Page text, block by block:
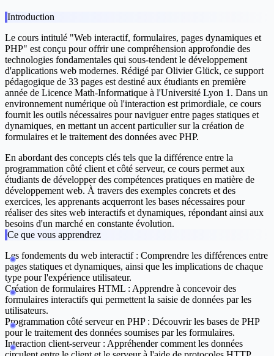
Introduction
Le cours intitulé "Web interactif, formulaires, pages dynamiques et
PHP" est conçu pour offrir une compréhension approfondie des
technologies fondamentales qui sous-tendent le développement
d'applications web modernes. Rédigé par Olivier Glück, ce support
pédagogique de 33 pages est destiné aux étudiants en première
année de Licence Math-Informatique à l'Université Lyon 1. Dans un
environnement numérique où l'interaction est primordiale, ce cours
fournit les outils nécessaires pour naviguer entre pages statiques et
dynamiques, en mettant un accent particulier sur la création de
formulaires et le traitement des données avec PHP.
En abordant des concepts clés tels que la différence entre la
programmation côté client et côté serveur, ce cours permet aux
étudiants de développer des compétences pratiques en matière de
développement web. À travers des exemples concrets et des
exercices, les apprenants acquerront les bases nécessaires pour
réaliser des sites web interactifs et dynamiques, répondant ainsi aux
besoins d'un marché en constante évolution.
Ce que vous apprendrez
Les fondements du web interactif : Comprendre les différences entre
pages statiques et dynamiques, ainsi que les implications de chaque
type pour l'expérience utilisateur.
Création de formulaires HTML : Apprendre à concevoir des
formulaires interactifs qui permettent la saisie de données par les
utilisateurs.
Programmation côté serveur en PHP : Découvrir les bases de PHP
pour le traitement des données soumises par les formulaires.
Interaction client-serveur : Appréhender comment les données